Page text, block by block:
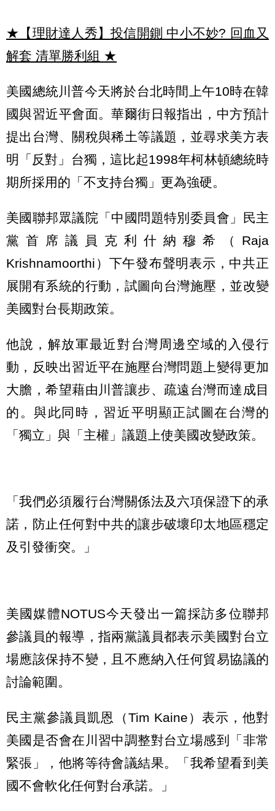
★【理財達人秀】投信開鍘 中小不妙? 回血又
解套 清單勝利組 ★
美國總統川普今天將於台北時間上午10時在韓
國與習近平會面。華爾街日報指出，中方預計
提出台灣、關稅與稀土等議題，並尋求美方表
明「反對」台獨，這比起1998年柯林頓總統時
期所採用的「不支持台獨」更為強硬。
美國聯邦眾議院「中國問題特別委員會」民主
黨首席議員克利什納穆希（Raja
Krishnamoorthi）下午發布聲明表示，中共正
展開有系統的行動，試圖向台灣施壓，並改變
美國對台長期政策。
他說，解放軍最近對台灣周邊空域的入侵行
動，反映出習近平在施壓台灣問題上變得更加
大膽，希望藉由川普讓步、疏遠台灣而達成目
的。與此同時，習近平明顯正試圖在台灣的
「獨立」與「主權」議題上使美國改變政策。
「我們必須履行台灣關係法及六項保證下的承
諾，防止任何對中共的讓步破壞印太地區穩定
及引發衝突。」
美國媒體NOTUS今天發出一篇採訪多位聯邦
參議員的報導，指兩黨議員都表示美國對台立
場應該保持不變，且不應納入任何貿易協議的
討論範圍。
民主黨參議員凱恩（Tim Kaine）表示，他對
美國是否會在川習中調整對台立場感到「非常
緊張」，他將等待會議結果。「我希望看到美
國不會軟化任何對台承諾。」